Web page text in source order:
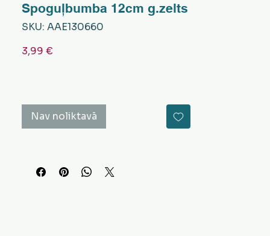
Spoguļbumba 12cm g.zelts
SKU: AAE130660
3,99 €
Nav noliktavā